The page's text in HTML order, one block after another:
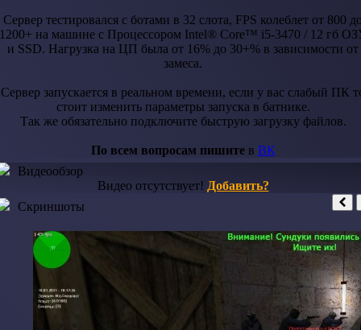
Сервер тестировался с ботами в 32 слота, FPS колеблет от 800
1200+ на машине с Процессором Intel® Core™ i5-3470 / 12 гб
и SSD. Нагрузка на ЦП была от 16% до 30+% в зависимости от
замеса.
Сервер запускается в реальном времени, если у вас слабый ПК
стоит изменить параметры запуска в батнике.
Так же обязательно подключите быструю загрузку файлов.
По всем вопросам пишитев ВК
Видеообзор
Видео отсутствует! Добавить?
Скриншоты